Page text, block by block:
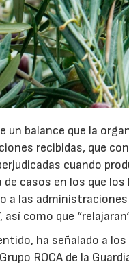
un balance que la
recibidas, que
cuando
casos en los que
a las
así como que
ha señalado a
ROCA de la